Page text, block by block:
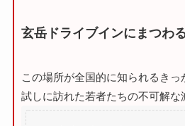
玄岳ドライブインにまつわ
この場所が全国的に知られるき
試しに訪れた若者たちの不可解な